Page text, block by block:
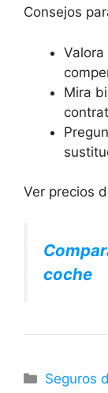
Consejos
Mira
Ver precios
coche
Seguros